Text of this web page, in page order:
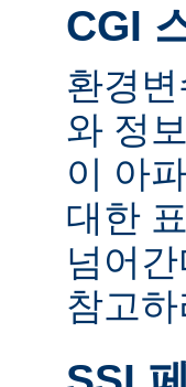
CGI
환경
와 정
이 아
대한
넘어
참고하